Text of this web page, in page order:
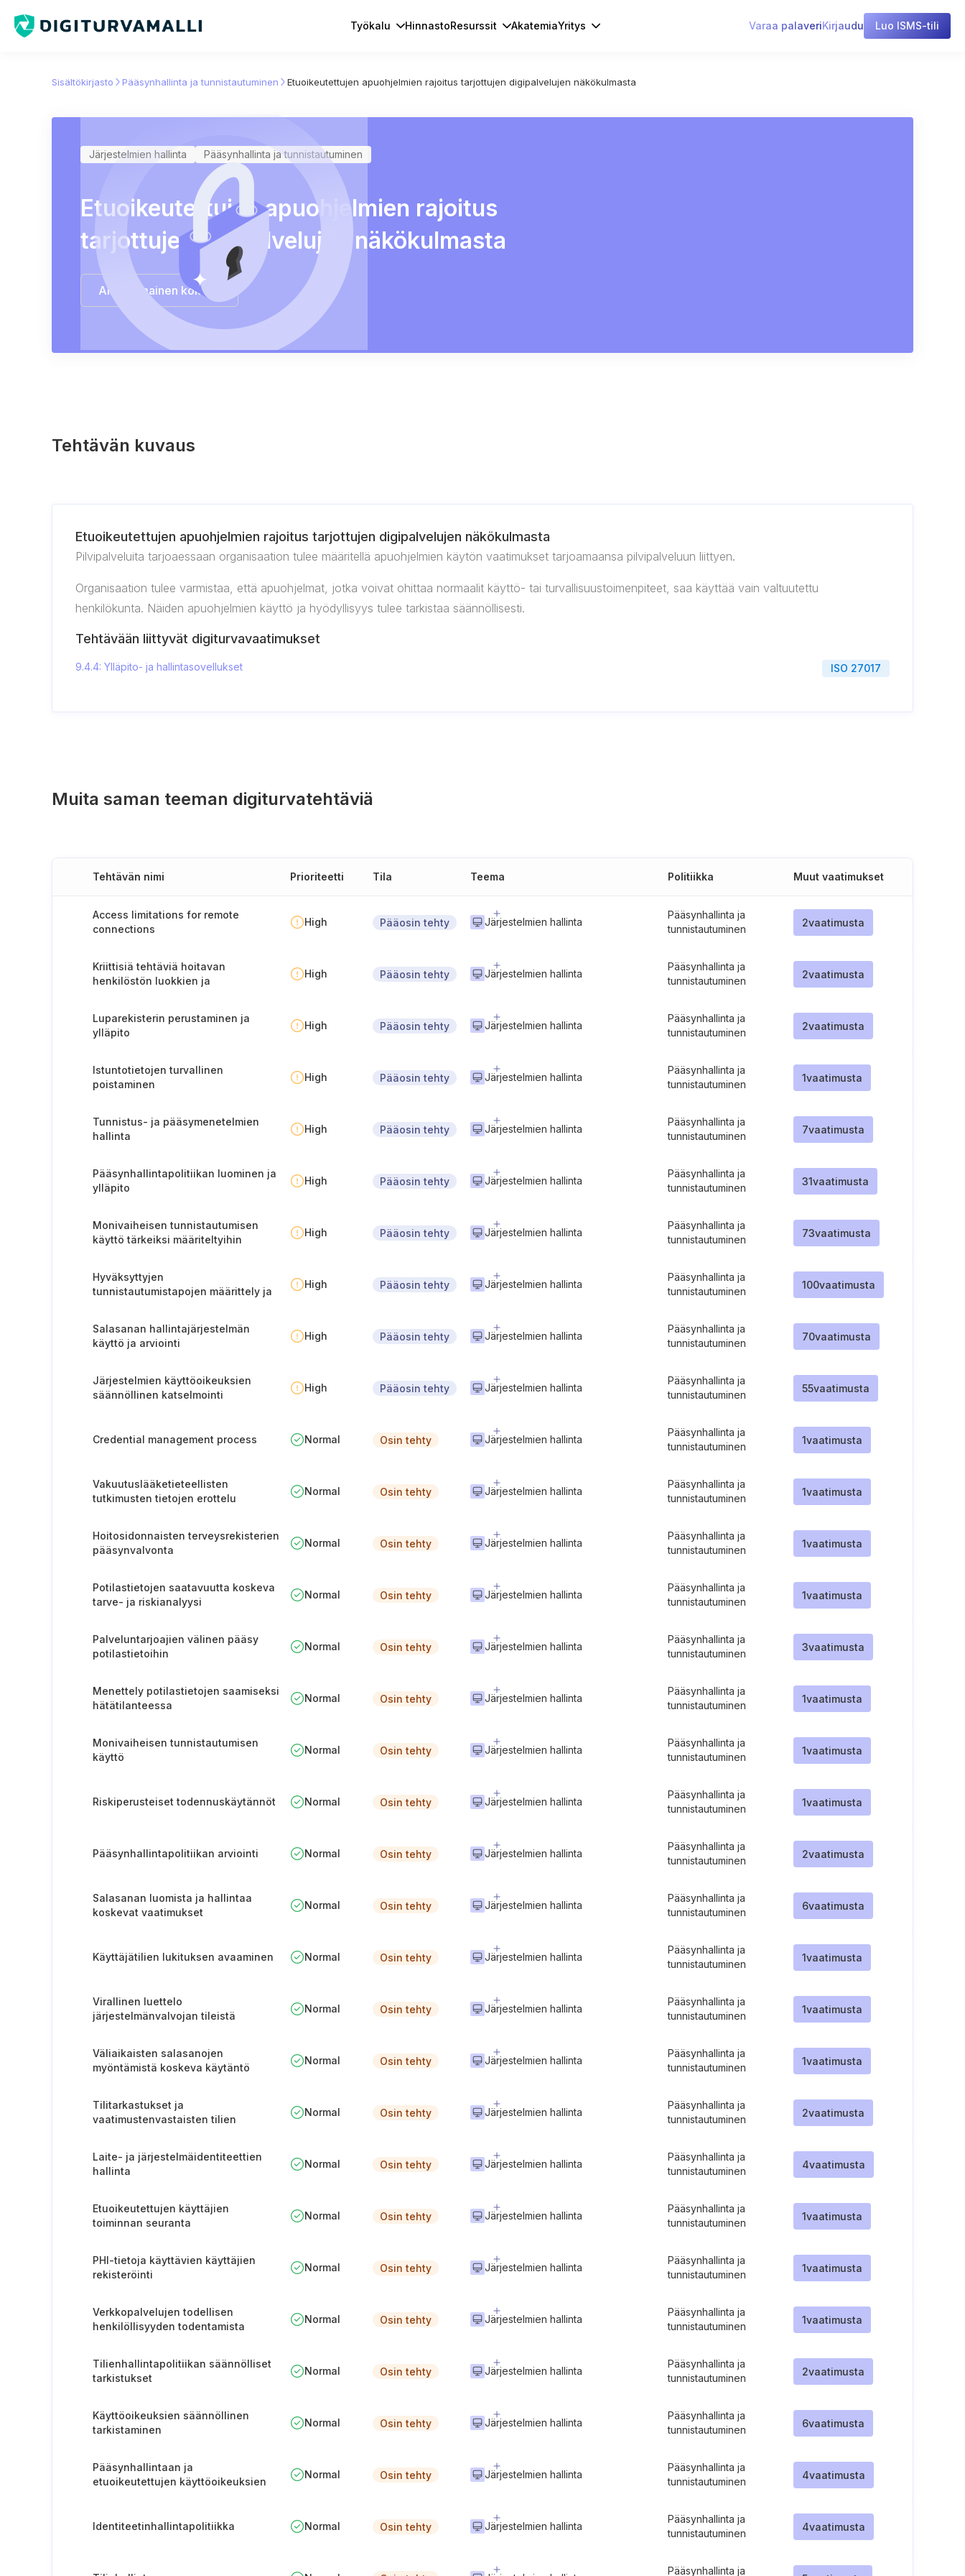
Työkalu HinnastoResurssit AkatemiaYritys Varaa palaveriKirjaudu Luo ISMS-tili
Sisältökirjasto Pääsynhallinta ja tunnistautuminen Etuoikeutettujen apuohjelmien rajoitus tarjottujen digipalvelujen näkökulmasta
Järjestelmien hallinta Pääsynhallinta ja tunnistautuminen
Etuoikeutettujen apuohjelmien rajoitus
tarjottujen digipalvelujen näkökulmasta
Aloita ilmainen kokeilu
Tehtävän kuvaus
Etuoikeutettujen apuohjelmien rajoitus tarjottujen digipalvelujen näkökulmasta
Pilvipalveluita tarjoaessaan organisaation tulee määritellä apuohjelmien käytön vaatimukset tarjoamaansa pilvipalveluun liittyen.
Organisaation tulee varmistaa, että apuohjelmat, jotka voivat ohittaa normaalit käyttö- tai turvallisuustoimenpiteet, saa käyttää vain valtuutettu
henkilökunta. Näiden apuohjelmien käyttö ja hyödyllisyys tulee tarkistaa säännöllisesti.
Tehtävään liittyvät digiturvavaatimukset
9.4.4: Ylläpito- ja hallintasovellukset ISO 27017
Muita saman teeman digiturvatehtäviä
Tehtävän nimi Prioriteetti Tila Teema Politiikka Muut vaatimukset
Access limitations for remote
connections
High Pääosin tehty Järjestelmien hallinta
Pääsynhallinta ja
tunnistautuminen
2vaatimusta
Kriittisiä tehtäviä hoitavan
henkilöstön luokkien ja
High Pääosin tehty Järjestelmien hallinta
Pääsynhallinta ja
tunnistautuminen
2vaatimusta
Luparekisterin perustaminen ja
ylläpito
High Pääosin tehty Järjestelmien hallinta
Pääsynhallinta ja
tunnistautuminen
2vaatimusta
Istuntotietojen turvallinen
poistaminen
High Pääosin tehty Järjestelmien hallinta
Pääsynhallinta ja
tunnistautuminen
1vaatimusta
Tunnistus- ja pääsymenetelmien
hallinta
High Pääosin tehty Järjestelmien hallinta
Pääsynhallinta ja
tunnistautuminen
7vaatimusta
Pääsynhallintapolitiikan luominen ja
ylläpito
High Pääosin tehty Järjestelmien hallinta
Pääsynhallinta ja
tunnistautuminen
31vaatimusta
Monivaiheisen tunnistautumisen
käyttö tärkeiksi määriteltyihin
High Pääosin tehty Järjestelmien hallinta
Pääsynhallinta ja
tunnistautuminen
73vaatimusta
Hyväksyttyjen
tunnistautumistapojen määrittely ja
High Pääosin tehty Järjestelmien hallinta
Pääsynhallinta ja
tunnistautuminen
100vaatimusta
Salasanan hallintajärjestelmän
käyttö ja arviointi
High Pääosin tehty Järjestelmien hallinta
Pääsynhallinta ja
tunnistautuminen
70vaatimusta
Järjestelmien käyttöoikeuksien
säännöllinen katselmointi
High Pääosin tehty Järjestelmien hallinta
Pääsynhallinta ja
tunnistautuminen
55vaatimusta
Credential management process Normal Osin tehty Järjestelmien hallinta
Pääsynhallinta ja
tunnistautuminen
1vaatimusta
Vakuutuslääketieteellisten
tutkimusten tietojen erottelu
Normal Osin tehty Järjestelmien hallinta
Pääsynhallinta ja
tunnistautuminen
1vaatimusta
Hoitosidonnaisten terveysrekisterien
pääsynvalvonta
Normal Osin tehty Järjestelmien hallinta
Pääsynhallinta ja
tunnistautuminen
1vaatimusta
Potilastietojen saatavuutta koskeva
tarve- ja riskianalyysi
Normal Osin tehty Järjestelmien hallinta
Pääsynhallinta ja
tunnistautuminen
1vaatimusta
Palveluntarjoajien välinen pääsy
potilastietoihin
Normal Osin tehty Järjestelmien hallinta
Pääsynhallinta ja
tunnistautuminen
3vaatimusta
Menettely potilastietojen saamiseksi
hätätilanteessa
Normal Osin tehty Järjestelmien hallinta
Pääsynhallinta ja
tunnistautuminen
1vaatimusta
Monivaiheisen tunnistautumisen
käyttö
Normal Osin tehty Järjestelmien hallinta
Pääsynhallinta ja
tunnistautuminen
1vaatimusta
Riskiperusteiset todennuskäytännöt Normal Osin tehty Järjestelmien hallinta
Pääsynhallinta ja
tunnistautuminen
1vaatimusta
Pääsynhallintapolitiikan arviointi Normal Osin tehty Järjestelmien hallinta
Pääsynhallinta ja
tunnistautuminen
2vaatimusta
Salasanan luomista ja hallintaa
koskevat vaatimukset
Normal Osin tehty Järjestelmien hallinta
Pääsynhallinta ja
tunnistautuminen
6vaatimusta
Käyttäjätilien lukituksen avaaminen Normal Osin tehty Järjestelmien hallinta
Pääsynhallinta ja
tunnistautuminen
1vaatimusta
Virallinen luettelo
järjestelmänvalvojan tileistä
Normal Osin tehty Järjestelmien hallinta
Pääsynhallinta ja
tunnistautuminen
1vaatimusta
Väliaikaisten salasanojen
myöntämistä koskeva käytäntö
Normal Osin tehty Järjestelmien hallinta
Pääsynhallinta ja
tunnistautuminen
1vaatimusta
Tilitarkastukset ja
vaatimustenvastaisten tilien
Normal Osin tehty Järjestelmien hallinta
Pääsynhallinta ja
tunnistautuminen
2vaatimusta
Laite- ja järjestelmäidentiteettien
hallinta
Normal Osin tehty Järjestelmien hallinta
Pääsynhallinta ja
tunnistautuminen
4vaatimusta
Etuoikeutettujen käyttäjien
toiminnan seuranta
Normal Osin tehty Järjestelmien hallinta
Pääsynhallinta ja
tunnistautuminen
1vaatimusta
PHI-tietoja käyttävien käyttäjien
rekisteröinti
Normal Osin tehty Järjestelmien hallinta
Pääsynhallinta ja
tunnistautuminen
1vaatimusta
Verkkopalvelujen todellisen
henkilöllisyyden todentamista
Normal Osin tehty Järjestelmien hallinta
Pääsynhallinta ja
tunnistautuminen
1vaatimusta
Tilienhallintapolitiikan säännölliset
tarkistukset
Normal Osin tehty Järjestelmien hallinta
Pääsynhallinta ja
tunnistautuminen
2vaatimusta
Käyttöoikeuksien säännöllinen
tarkistaminen
Normal Osin tehty Järjestelmien hallinta
Pääsynhallinta ja
tunnistautuminen
6vaatimusta
Pääsynhallintaan ja
etuoikeutettujen käyttöoikeuksien
Normal Osin tehty Järjestelmien hallinta
Pääsynhallinta ja
tunnistautuminen
4vaatimusta
Identiteetinhallintapolitiikka Normal Osin tehty Järjestelmien hallinta
Pääsynhallinta ja
tunnistautuminen
4vaatimusta
Pääsynhallinta ja